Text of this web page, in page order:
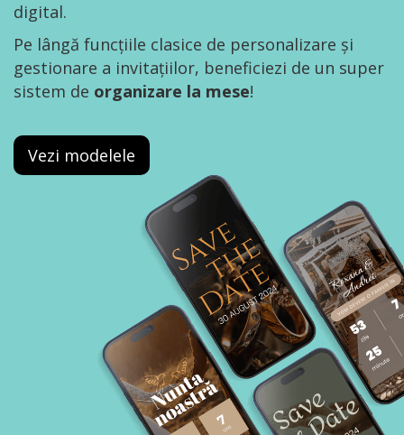
digital.
Pe lângă funcțiile clasice de personalizare și
gestionare a invitațiilor, beneficiezi de un super
sistem de organizare la mese!
Vezi modelele